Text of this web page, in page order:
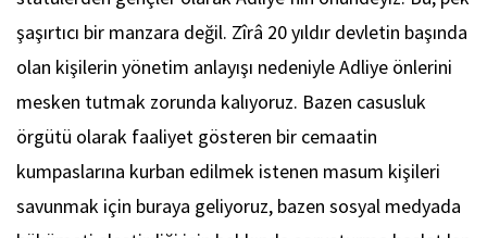
şaşırtıcı bir manzara değil. Zîrâ 20 yıldır devletin başında
olan kişilerin yönetim anlayışı nedeniyle Adliye önlerini
mesken tutmak zorunda kalıyoruz. Bazen casusluk
örgütü olarak faaliyet gösteren bir cemaatin
kumpaslarına kurban edilmek istenen masum kişileri
savunmak için buraya geliyoruz, bazen sosyal medyada